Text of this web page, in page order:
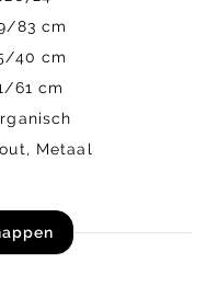
83 cm
40 cm
61 cm
Metaal